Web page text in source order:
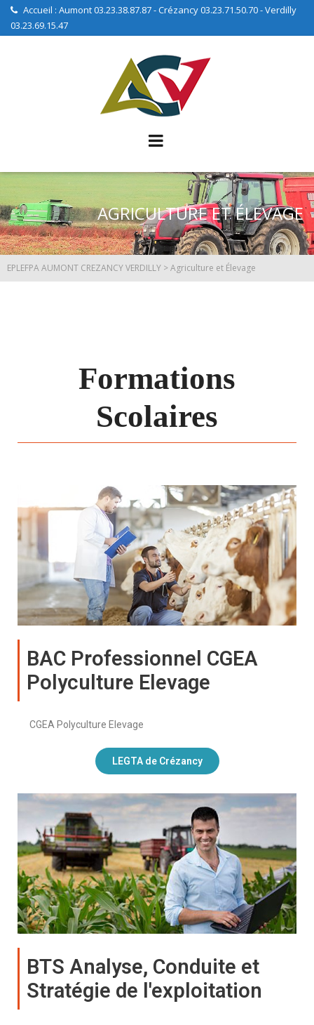
Accueil : Aumont 03.23.38.87.87 - Crézancy 03.23.71.50.70 - Verdilly
03.23.69.15.47
AGRICULTURE ET ÉLEVAGE
EPLEFPA AUMONT CREZANCY VERDILLY >Agriculture et Élevage
Formations
Scolaires
BAC Professionnel CGEA
Polyculture Elevage
CGEA Polyculture Elevage
LEGTA de Crézancy
BTS Analyse, Conduite et
Stratégie de l'exploitation